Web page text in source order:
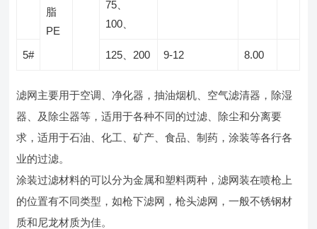
脂
PE
75、
100、
5# 125、200 9-12 8.00
滤网主要用于空调、净化器，抽油烟机、空气滤清器，除湿
器、及除尘器等，适用于各种不同的过滤、除尘和分离要
求，适用于石油、化工、矿产、食品、制药，涂装等各行各
业的过滤。
涂装过滤材料的可以分为金属和塑料两种，滤网装在喷枪上
的位置有不同类型，如枪下滤网，枪头滤网，一般不锈钢材
质和尼龙材质为佳。